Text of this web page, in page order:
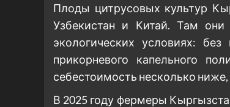
Плоды цитрусовых культур
Узбекистан и Китай. Там
экологических условиях:
прикорневого капельного
себестоимость несколько
В 2025 году фермеры